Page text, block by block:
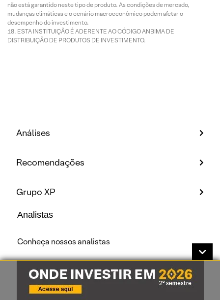
não está garantido neste tipo de produto. As condições de mercado,
mudanças climáticas e o cenário macroeconômico podem afetar o
desempenho do investimento.
ESTA INSTITUIÇÃO É ADERENTE AO CÓDIGO ANBIMA DE
DISTRIBUIÇÃO DE PRODUTOS DE INVESTIMENTO.
Análises
Recomendações
Grupo XP
Analistas
Conheça nossos analistas